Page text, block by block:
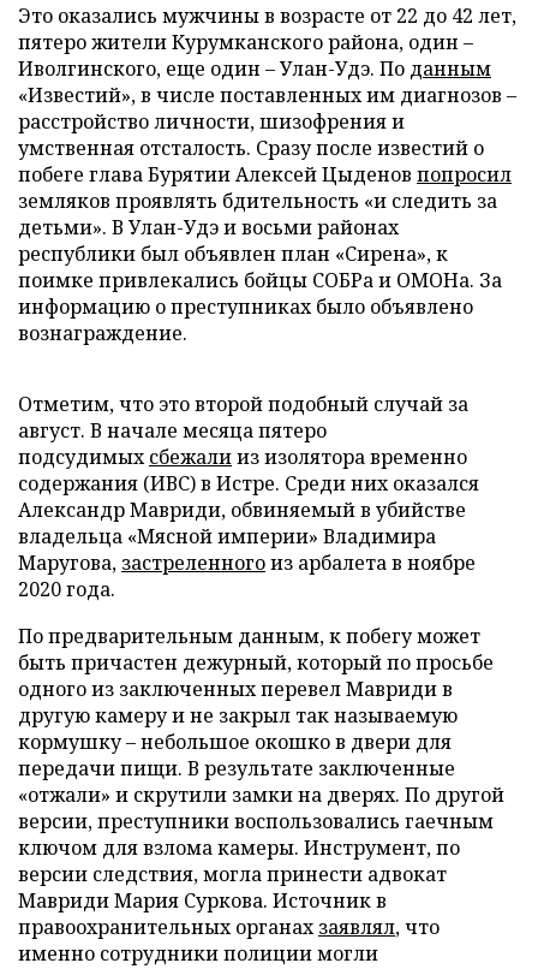
Это оказались мужчины в возрасте от 22 до 42 лет,
пятеро жители Курумканского района, один –
Иволгинского, еще один – Улан-Удэ. По данным
«Известий», в числе поставленных им диагнозов –
расстройство личности, шизофрения и
умственная отсталость. Сразу после известий о
побеге глава Бурятии Алексей Цыденов попросил
земляков проявлять бдительность «и следить за
детьми». В Улан-Удэ и восьми районах
республики был объявлен план «Сирена», к
поимке привлекались бойцы СОБРа и ОМОНа. За
информацию о преступниках было объявлено
вознаграждение.
Отметим, что это второй подобный случай за
август. В начале месяца пятеро
подсудимыхсбежалииз изолятора временно
содержания (ИВС) в Истре. Среди них оказался
Александр Мавриди, обвиняемый в убийстве
владельца «Мясной империи» Владимира
Маругова, застреленногоиз арбалета в ноябре
2020 года.
По предварительным данным, к побегу может
быть причастен дежурный, который по просьбе
одного из заключенных перевел Мавриди в
другую камеру и не закрыл так называемую
кормушку – небольшое окошко в двери для
передачи пищи. В результате заключенные
«отжали» и скрутили замки на дверях. По другой
версии, преступники воспользовались гаечным
ключом для взлома камеры. Инструмент, по
версии следствия, могла принести адвокат
Мавриди Мария Суркова. Источник в
правоохранительных органахзаявлял, что
именно сотрудники полиции могли